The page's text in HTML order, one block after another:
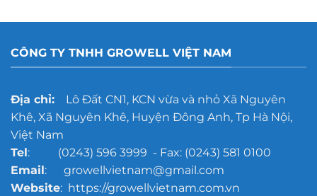
CÔNG TY TNHH GROWELL VIỆT NAM
Địa chỉ:Lô Đất CN1, KCN vừa và nhỏ Xã Nguyên
Khê, Xã Nguyên Khê, Huyện Đông Anh, Tp Hà Nội,
Việt Nam
Tel: (0243) 596 3999 - Fax: (0243) 581 0100
Email: growellvietnam@gmail.com
Website: https://growellvietnam.com.vn